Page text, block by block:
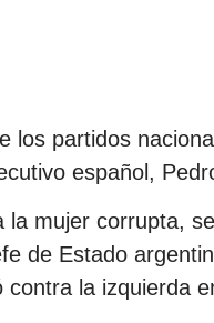
los partidos
español,
la mujer corrupta,
de Estado
contra la izquierda